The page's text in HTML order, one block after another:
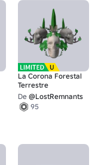
La Corona Forestal
Terrestre
De @LostRemnants
95